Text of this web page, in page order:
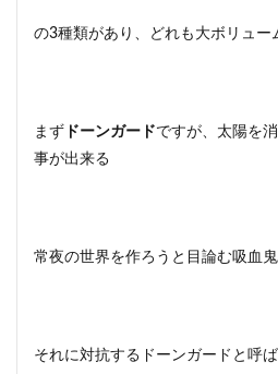
の3種類があり、どれも大ボリュー
まず ドーンガードですが、太陽を
事が出来る
常夜の世界を作ろうと目論む吸血鬼
それに対抗するドーンガードと呼